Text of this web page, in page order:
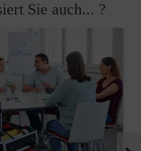
Sie auch... ?